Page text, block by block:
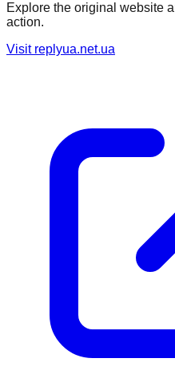
Explore the original website
action.
Visit replyua.net.ua